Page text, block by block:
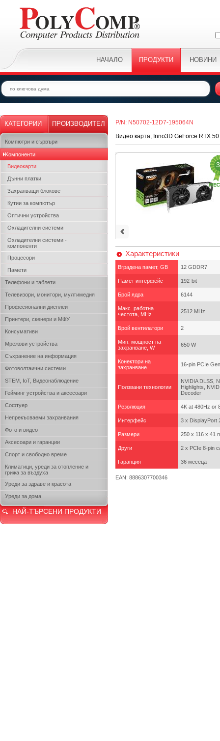
НАЧАЛО ПРОДУКТИ НОВИНИ
КАТЕГОРИИ ПРОИЗВОДИТЕЛ
Компютри и сървъри
Kомпоненти
Видеокарти
Дънни платки
Захранващи блокове
Кутии за компютър
Оптични устройства
Охладителни системи
Охладителни системи -
компоненти
Процесори
Памети
Телефони и таблети
Телевизори, монитори, мултимедия
Професионални дисплеи
Принтери, скенери и МФУ
Консумативи
Мрежови устройства
Съхранение на информация
Фотоволтаични системи
STEM, IoT, Видеонаблюдение
Гейминг устройства и аксесоари
Софтуер
Непрекъсваеми захранвания
Фото и видео
Аксесоари и гаранции
Спорт и свободно време
Климатици, уреди за отопление и
грижа за въздуха
Уреди за здраве и красота
Уреди за дома
НАЙ-ТЪРСЕНИ ПРОДУКТИ
P/N: N50702-12D7-195064N
Видео карта, Inno3D GeForce RTX
Характеристики
Вградена памет, GB 12 GDDR7
Памет интерфейс 192-bit
Брой ядра 6144
Макс. работна
честота, MHz
2512 MHz
Брой вентилатори 2
Мин. мощност на
захранване, W
650 W
Конектори на
захранване
16-pin PCIe
Ползвани технологии
NVIDIA DLSS,
Highlights,
Decoder
Резолюция 4K at 480Hz or
Интерфейс 3 x DisplayPort
Размери 250 x 116 x 41
Други 2 x PCIe 8-pin
Гаранция 36 месеца
EAN: 8886307700346